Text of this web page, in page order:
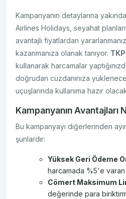
Kampanyanın detaylarına
Airlines Holidays, seyahat
avantajlı fiyatlardan
kazanmanıza olanak tanıyor.
kullanarak harcamalar
doğrudan cüzdanınıza
uçuşlarında kullanıma hazır
Kampanyanın Avantajları
Bu kampanyayı diğerlerinden
şunlardır:
Yüksek Geri Ödeme
harcamada %5'e varan
Cömert Maksimum
değerinde para